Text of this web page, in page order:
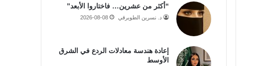
“أكثر من عشرين… فاختاروا الأبعد”
د. نسرين الطويرقي 2026-08-08
إعادة هندسة معادلات الردع في الشرق
الأوسط